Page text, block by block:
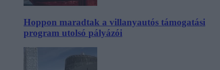
Hoppon maradtak a villanyautós támogatási
program utolsó pályázói